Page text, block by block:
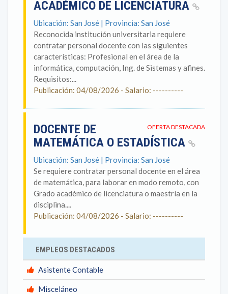
ACADÉMICO DE LICENCIATURA
Ubicación: San José | Provincia: San José
Reconocida institución universitaria requiere
contratar personal docente con las siguientes
características: Profesional en el área de la
informática, computación, Ing. de Sistemas y afines.
Requisitos:...
Publicación: 04/08/2026 - Salario: ----------
OFERTA DESTACADA
DOCENTE DE
MATEMÁTICA O ESTADÍSTICA
Ubicación: San José | Provincia: San José
Se requiere contratar personal docente en el área
de matemática, para laborar en modo remoto, con
Grado académico de licenciatura o maestría en la
disciplina....
Publicación: 04/08/2026 - Salario: ----------
EMPLEOS DESTACADOS
Asistente Contable
Misceláneo